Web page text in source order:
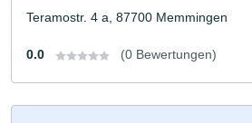
Teramostr. 4 a, 87700 Memmingen
0.0 (0 Bewertungen)